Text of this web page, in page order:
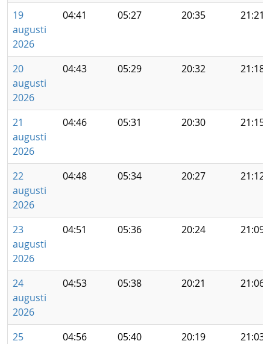
19
augusti
2026
04:41 05:27 20:35 21:21
20
augusti
2026
04:43 05:29 20:32 21:18
21
augusti
2026
04:46 05:31 20:30 21:15
22
augusti
2026
04:48 05:34 20:27 21:12
23
augusti
2026
04:51 05:36 20:24 21:09
24
augusti
2026
04:53 05:38 20:21 21:06
25
04:56 05:40 20:19 21:03